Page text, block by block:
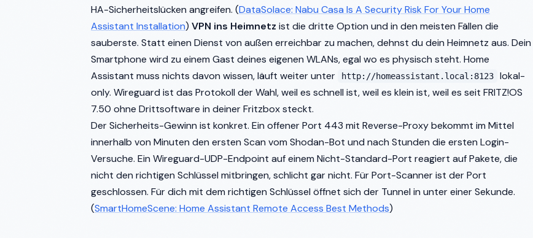
HA-Sicherheitslücken angreifen. (DataSolace: Nabu Casa Is A Security Risk For Your Home
Assistant Installation) VPN ins Heimnetz ist die dritte Option und in den meisten Fällen die
sauberste. Statt einen Dienst von außen erreichbar zu machen, dehnst du dein Heimnetz aus. Dein
Smartphone wird zu einem Gast deines eigenen WLANs, egal wo es physisch steht. Home
Assistant muss nichts davon wissen, läuft weiter unter
http://homeassistant.local:8123
lokal-
only. Wireguard ist das Protokoll der Wahl, weil es schnell ist, weil es klein ist, weil es seit FRITZ!OS
7.50 ohne Drittsoftware in deiner Fritzbox steckt.
Der Sicherheits-Gewinn ist konkret. Ein offener Port 443 mit Reverse-Proxy bekommt im Mittel
innerhalb von Minuten den ersten Scan vom Shodan-Bot und nach Stunden die ersten Login-
Versuche. Ein Wireguard-UDP-Endpoint auf einem Nicht-Standard-Port reagiert auf Pakete, die
nicht den richtigen Schlüssel mitbringen, schlicht gar nicht. Für Port-Scanner ist der Port
geschlossen. Für dich mit dem richtigen Schlüssel öffnet sich der Tunnel in unter einer Sekunde.
(SmartHomeScene: Home Assistant Remote Access Best Methods)